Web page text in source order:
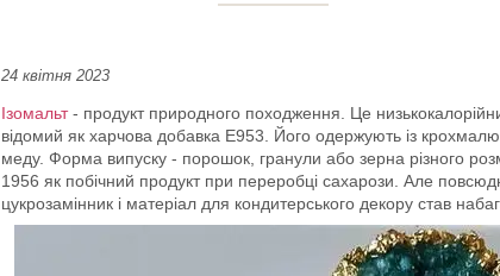
24 квітня 2023
Ізомальт- продукт природного походження. Це
відомий як харчова добавка Е953. Його одержують із
меду. Форма випуску - порошок, гранули або зерна різного
1956 як побічний продукт при переробці сахарози. Але
цукрозамінник і матеріал для кондитерського декору став